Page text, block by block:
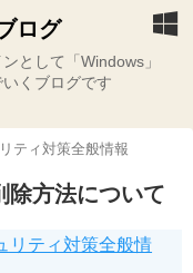
ログ
として「Windows」
くブログです
ティ対策全般情報
除方法について
リティ対策全般情